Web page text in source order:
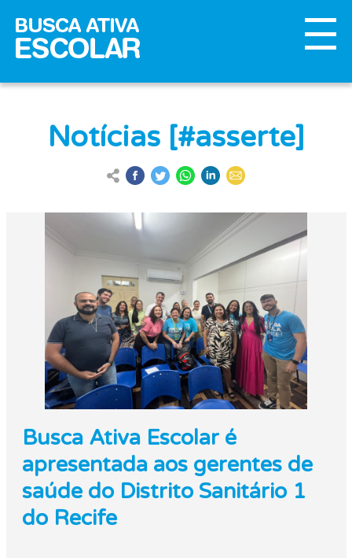
Notícias [#asserte]
Busca Ativa Escolar é
apresentada aos gerentes de
saúde do Distrito Sanitário 1
do Recife